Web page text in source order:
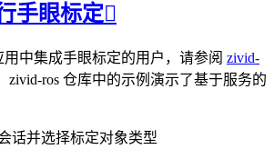
手眼标定
用中集成手眼标定的用户，请参阅 zivid-
zivid-ros 仓库中的示例演示了基于服务的
话并选择标定对象类型